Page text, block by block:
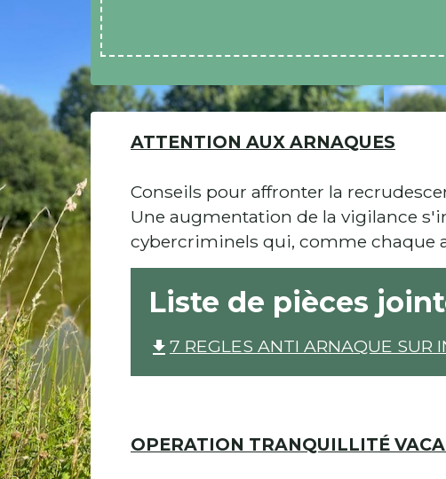
ATTENTION AUX ARNAQUES
Conseils pour affronter la
Une augmentation de la vigilance
cybercriminels qui, comme chaque
Liste de pièces
file_download 7 REGLES ANTI ARNAQUE SUR
OPERATION TRANQUILLITÉ